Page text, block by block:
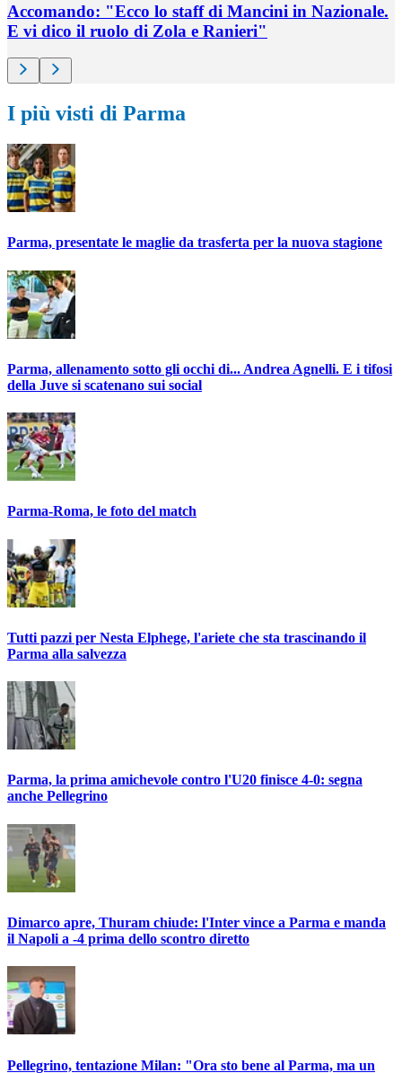
Accomando: "Ecco lo staff di Mancini in Nazionale.
E vi dico il ruolo di Zola e Ranieri"
I più visti di Parma
Parma, presentate le maglie da trasferta per la nuova stagione
Parma, allenamento sotto gli occhi di... Andrea Agnelli. E i tifosi
della Juve si scatenano sui social
Parma-Roma, le foto del match
Tutti pazzi per Nesta Elphege, l'ariete che sta trascinando il
Parma alla salvezza
Parma, la prima amichevole contro l'U20 finisce 4-0: segna
anche Pellegrino
Dimarco apre, Thuram chiude: l'Inter vince a Parma e manda
il Napoli a -4 prima dello scontro diretto
Pellegrino, tentazione Milan: "Ora sto bene al Parma, ma un